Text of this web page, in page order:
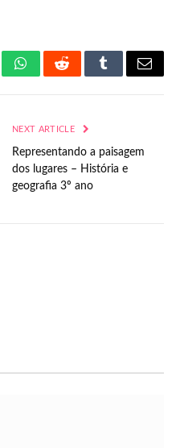
WhatsAppRedditTumblrEmail
NEXT ARTICLE
Representando a paisagem
dos lugares – História e
geografia 3º ano